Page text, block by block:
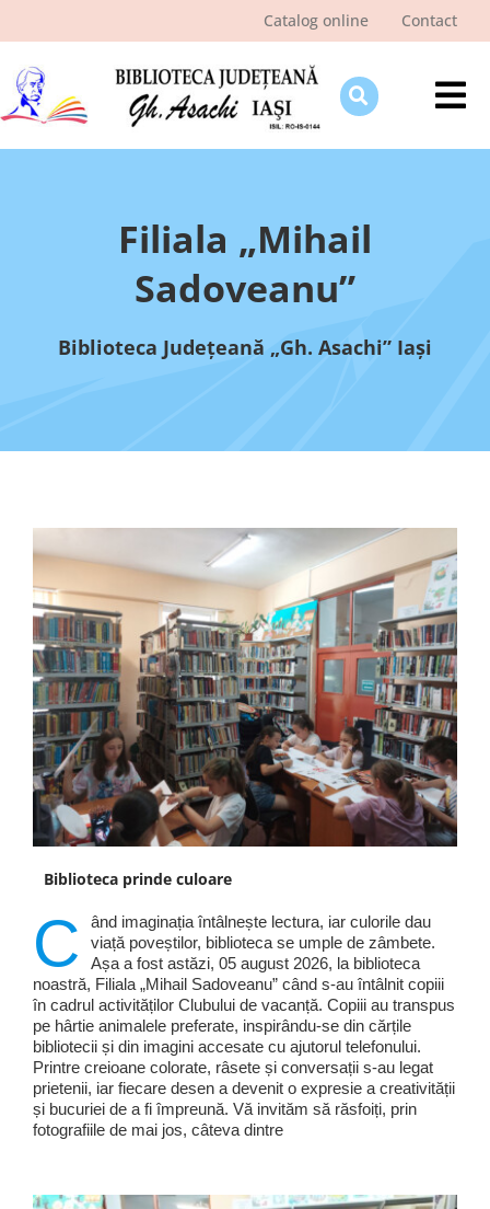
Catalog online Contact
Ştiri şi evenimente
Programe şi proiecte
Interes public
Filiala „Mihail
Sadoveanu”
Biblioteca Judeţeană „Gh. Asachi” Iaşi
Biblioteca prinde culoare
C
ând imaginația întâlnește lectura, iar culorile dau
viață poveștilor, biblioteca se umple de zâmbete.
Așa a fost astăzi, 05 august 2026, la biblioteca
noastră, Filiala „Mihail Sadoveanu” când s-au întâlnit copiii
în cadrul activităților Clubului de vacanță. Copiii au transpus
pe hârtie animalele preferate, inspirându-se din cărțile
bibliotecii și din imagini accesate cu ajutorul telefonului.
Printre creioane colorate, râsete și conversații s-au legat
prietenii, iar fiecare desen a devenit o expresie a creativității
și bucuriei de a fi împreună. Vă invităm să răsfoiți, prin
fotografiile de mai jos, câteva dintre